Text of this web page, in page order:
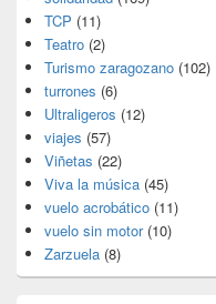
TCP (11)
Teatro (2)
Turismo zaragozano (102)
turrones (6)
Ultraligeros (12)
viajes (57)
Viñetas (22)
Viva la música (45)
vuelo acrobático (11)
vuelo sin motor(10)
Zarzuela (8)